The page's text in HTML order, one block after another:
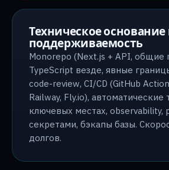
Техническое основание
поддерживаемость
Monorepo (Next.js + API, общие
TypeScript везде, явные
code-review, CI/CD (GitHub
Railway, Fly.io), автоматические
ключевых местах, observability,
секретами, бэкапы базы.
долгов.